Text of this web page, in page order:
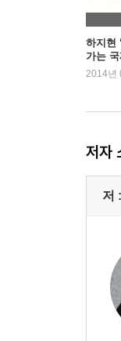
하지현
가는
2014년
저자
저 :